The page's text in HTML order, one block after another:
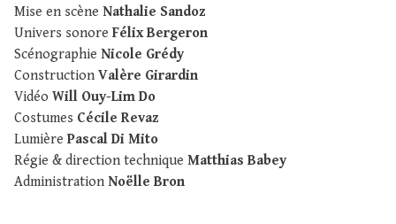
Mise en scène Nathalie Sandoz
Univers sonore Félix Bergeron
Scénographie Nicole Grédy
Construction Valère Girardin
Vidéo Will Ouy-Lim Do
Costumes Cécile Revaz
Lumière Pascal Di Mito
Régie & direction technique Matthias Babey
Administration Noëlle Bron